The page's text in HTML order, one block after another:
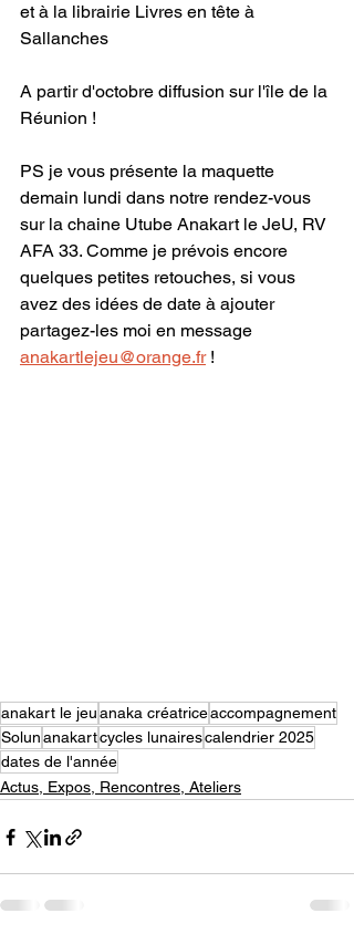
et à la librairie Livres en tête à
Sallanches
A partir d'octobre diffusion sur l'île de la
Réunion !
PS je vous présente la maquette
demain lundi dans notre rendez-vous
sur la chaine Utube Anakart le JeU, RV
AFA 33. Comme je prévois encore
quelques petites retouches, si vous
avez des idées de date à ajouter
partagez-les moi en message
anakartlejeu@orange.fr !
anakart le jeuanaka créatriceaccompagnement
Solunanakartcycles lunairescalendrier 2025
dates de l'année
Actus, Expos, Rencontres, Ateliers